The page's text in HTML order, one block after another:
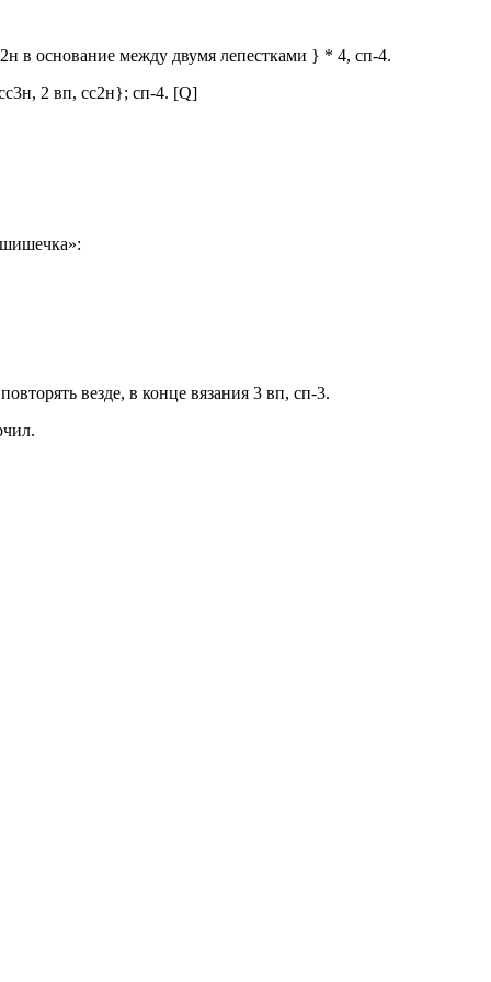
в основание между двумя лепестками } * 4, сп-4.
2 вп, сс2н}; сп-4. [Q]
везде, в конце вязания 3 вп, сп-3.